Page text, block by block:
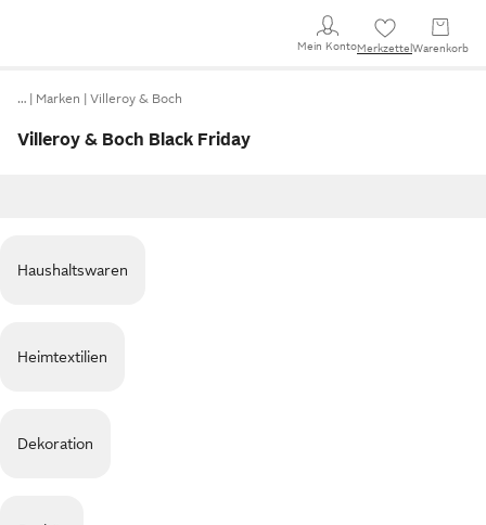
Mein KontoMerkzettel Warenkorb
… Marken Villeroy & Boch
Villeroy & Boch Black Friday
Haushaltswaren
Heimtextilien
Dekoration